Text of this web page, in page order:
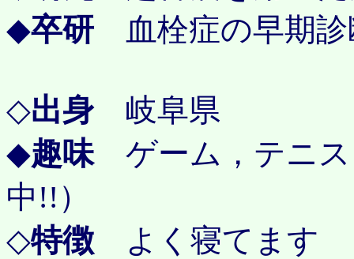
◆卒研 血栓症の早期診
◇出身岐阜県
◆趣味ゲーム，テニス
中!!）
◇特徴 よく寝てます